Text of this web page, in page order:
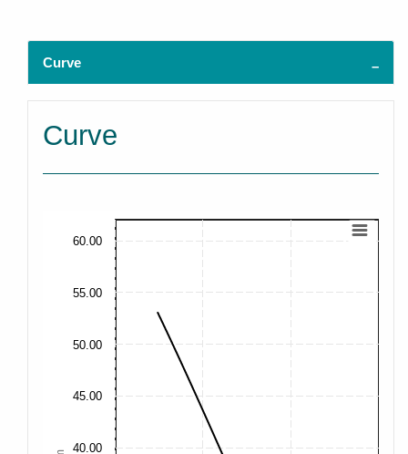
Curve
Curve
40.00
45.00
50.00
55.00
60.00